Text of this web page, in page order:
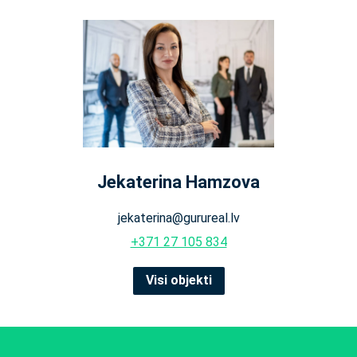
Jekaterina Hamzova
jekaterina@gurureal.lv
+371 27 105 834
Visi objekti